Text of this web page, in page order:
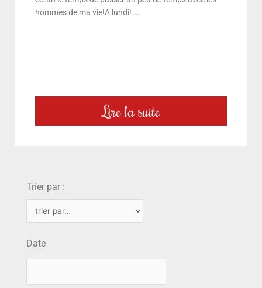
hommes de ma vie!A lundi! …
Lire la suite
Trier par :
Date